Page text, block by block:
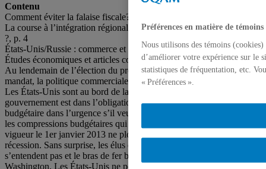
Contenu
Comment éviter la falaise fiscale?, p. 2
La course à l’intégration régionale en Asie : quel modèle l’emportera
?, p. 4
États-Unis/Russie : commerce et droits humains liés, p. 6
Études économiques et articles connexes, p. 7Résumé analytique
Au lendemain de l’élection du président Obama pour un second
mandat, la politique commerciale ne semble pas être une priorité.
Les États-Unis sont au bord de la « falaise fiscale ». Le
gouvernement est dans l’obligation de concocter un nouveau pacte
budgétaire dans l’urgence s’il veut éviter que les hausses d’impôt et
les compressions budgétaires qui entreront automatiquement en
vigueur le 1er janvier 2013 ne plongent le pays dans le chaos et la
récession. Sans surprise, les élus démocrates et républicains ne
s’entendent pas et le bras de fer budgétaire se joue à nouveau à
Washington. Les États-Unis ne pourront cependant pas ignorer le
Préférences en matière de témoins
Nous utilisons des témoins
d’améliorer votre expérience sur le
statistiques de fréquentation, etc.
« Préférences ».